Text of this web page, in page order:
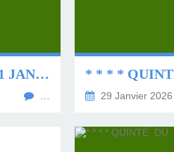
* * * * QUINTÉ DU 31 JANVIER 2026 * * * *
29 Janvier 2026